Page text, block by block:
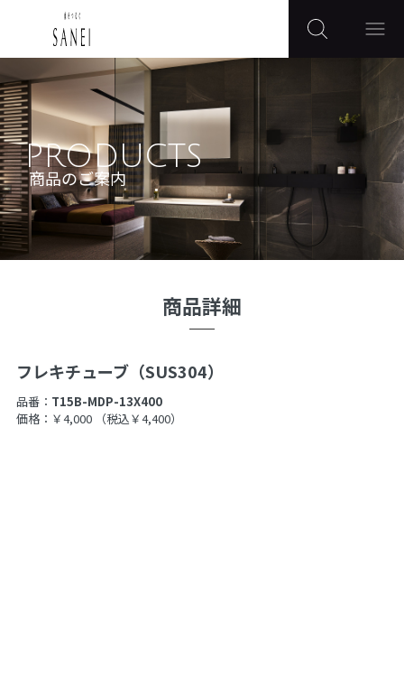
PRODUCTS
商品のご案内
商品詳細
フレキチューブ（SUS304）
品番： T15B-MDP-13X400
価格：￥4,000
（税込￥4,400）